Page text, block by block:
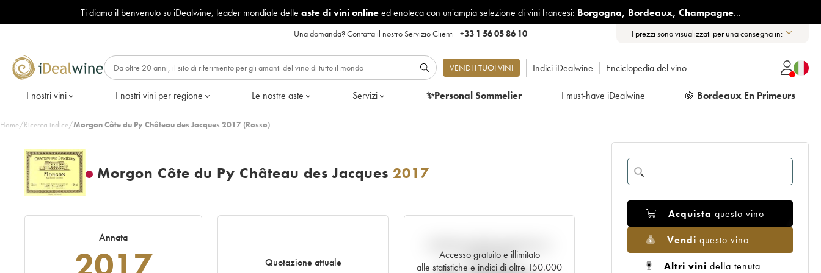
Ti diamo il benvenuto su iDealwine, leader mondiale delle aste di vini onlineed enoteca con un'ampia selezione di vini francesi: Borgogna, Bordeaux, Champagne...
Una domanda?Contatta il nostro Servizio Clienti |+33 1 56 05 86 10 I prezzi sono visualizzati per una consegna in:
VENDI I TUOI VINI Indici iDealwine Enciclopedia del vino
I nostri vini I nostri vini per regione Le nostre aste Servizi ✨Personal Sommelier I must-have iDealwine 🍇 Bordeaux En Primeurs
Home/Ricerca indice/Morgon Côte du Py Château des Jacques 2017 (Rosso)
Morgon Côte du Py Château des Jacques 2017
Annata
Quotazione attuale
Accesso gratuito e illimitato
alle statistiche e indici di oltre 150.000
tempo reale
Acquista questo vino
Vendi questo vino
Altri vini della tenuta